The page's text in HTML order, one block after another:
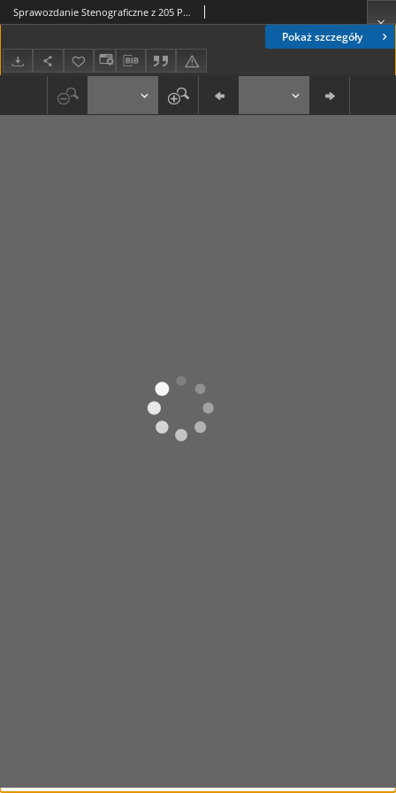
Pokaż szczegóły
Sprawozdanie Stenograficzne z 205 Posiedzenia Sejmu Ustawodawczego z dnia 3 lutego 1921 r.